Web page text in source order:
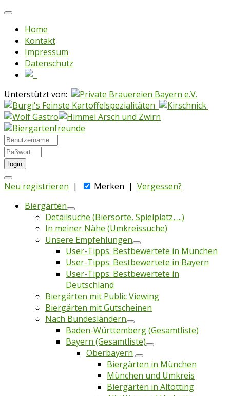
Home
Kontakt
Impressum
Datenschutz
Unterstützt von:
login
Neu registrieren | Merken | Vergessen?
Biergärten
Detailsuche (Biersorte, Spielplatz, ...)
In meiner Nähe (Umkreissuche)
Unsere Empfehlungen
User-Tipps: Bestbewertete in München
User-Tipps: Bestbewertete in Bayern
User-Tipps: Bestbewertete in
Deutschland
Biergärten mit Public Viewing
Biergärten mit Gutscheinen
Nach Bundesländern
Baden-Württemberg (Gesamtliste)
Bayern (Gesamtliste)
Oberbayern
Biergärten in München
München und Umkreis
Biergärten in Altötting